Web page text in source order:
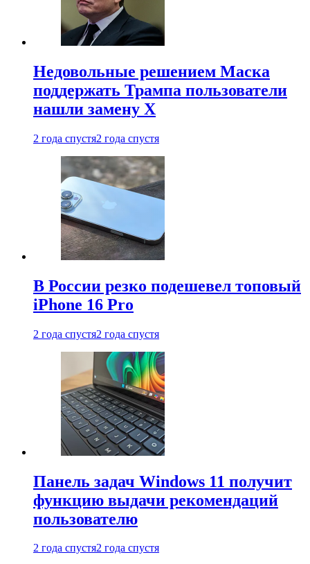
Недовольные решением Маска
поддержать Трампа пользователи
нашли замену X
2 года спустя2 года спустя
В России резко подешевел топовый
iPhone 16 Pro
2 года спустя2 года спустя
Панель задач Windows 11 получит
функцию выдачи рекомендаций
пользователю
2 года спустя2 года спустя